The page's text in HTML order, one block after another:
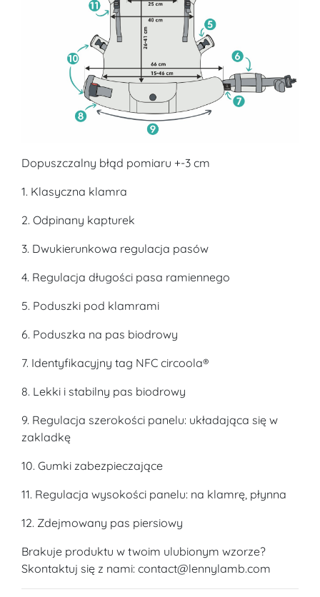
Dopuszczalny błąd pomiaru +-3 cm
1. Klasyczna klamra
2. Odpinany kapturek
3. Dwukierunkowa regulacja pasów
4. Regulacja długości pasa ramiennego
5. Poduszki pod klamrami
6. Poduszka na pas biodrowy
7. Identyfikacyjny tag NFC circoola®
8. Lekki i stabilny pas biodrowy
9. Regulacja szerokości panelu: układająca się w
zakladkę
10. Gumki zabezpieczające
11. Regulacja wysokości panelu: na klamrę, płynna
12. Zdejmowany pas piersiowy
Brakuje produktu w twoim ulubionym wzorze?
Skontaktuj się z nami: contact@lennylamb.com